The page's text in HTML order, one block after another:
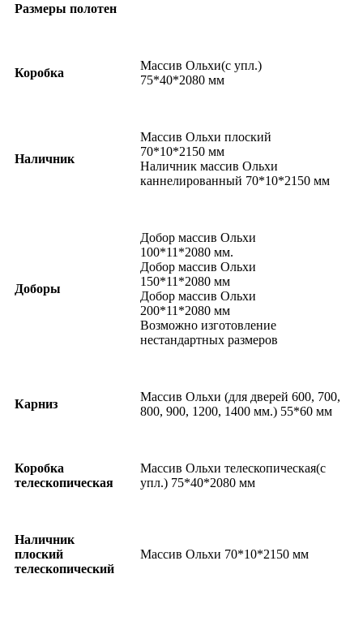
Размеры полотен
Коробка
Массив Ольхи(с упл.)
75*40*2080 мм
Наличник
Массив Ольхи плоский
70*10*2150 мм
Наличник массив Ольхи
каннелированный 70*10*2150 мм
Доборы
Добор массив Ольхи
100*11*2080 мм.
Добор массив Ольхи
150*11*2080 мм
Добор массив Ольхи
200*11*2080 мм
Возможно изготовление
нестандартных размеров
Карниз
Массив Ольхи (для дверей 600, 700,
800, 900, 1200, 1400 мм.) 55*60 мм
Коробка
телескопическая
Массив Ольхи телескопическая(с
упл.) 75*40*2080 мм
Наличник
плоский
телескопический
Массив Ольхи 70*10*2150 мм